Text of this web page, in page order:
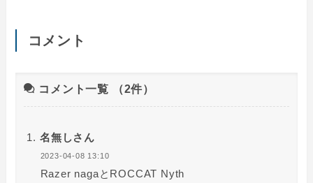
コメント
コメント一覧 （2件）
名無しさん
2023-04-08 13:10
Razer nagaとROCCAT Nyth